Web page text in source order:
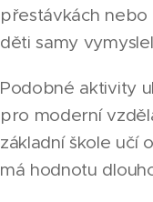
přestávkách nebo
děti samy
Podobné aktivity
pro moderní
základní škole učí
má hodnotu